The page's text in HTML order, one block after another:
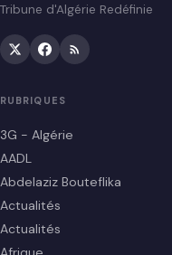
Tribune d'Algérie Redéfinie
RUBRIQUES
3G - Algérie
AADL
Abdelaziz Bouteflika
Actualités
Actualités